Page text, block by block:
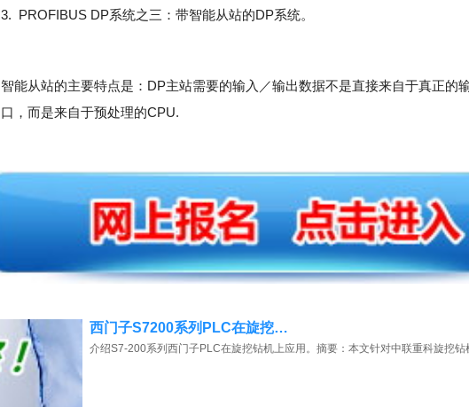
3. PROFIBUS DP系统之三：带智能从站的DP系统。
智能从站的主要特点是：DP主站需要的输入／输出数据不是直接来自于真正的
口，而是来自于预处理的CPU.
西门子S7200系列PLC在旋挖…
介绍S7-200系列西门子PLC在旋挖钻机上应用。摘要：本文针对中联重科旋挖